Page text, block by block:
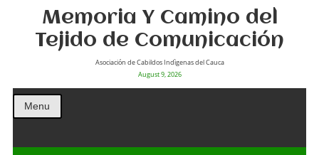
Memoria Y Camino del
Tejido de Comunicación
Asociación de Cabildos Indìgenas del Cauca
August 9, 2026
Menu